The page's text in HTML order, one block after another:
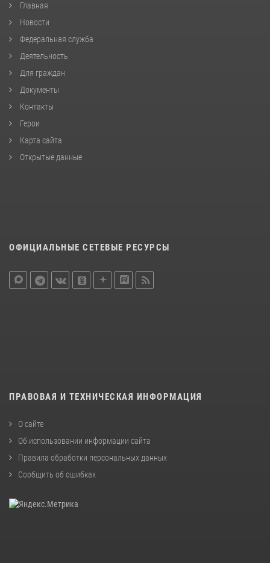
Главная
Новости
Федеральная служба
Деятельность
Для граждан
Документы
Контакты
Герои
Карта сайта
Открытые данные
ОФИЦИАЛЬНЫЕ СЕТЕВЫЕ РЕСУРСЫ
ПРАВОВАЯ И ТЕХНИЧЕСКАЯ ИНФОРМАЦИЯ
О сайте
Об использовании информации сайта
Правила обработки персональных данных
Сообщить об ошибках